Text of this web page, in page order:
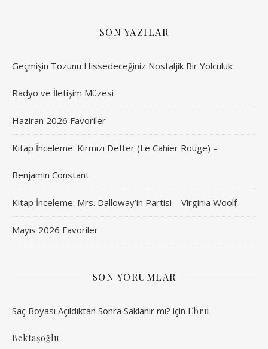
SON YAZILAR
Geçmişin Tozunu Hissedeceğiniz Nostaljik Bir Yolculuk:
Radyo ve İletişim Müzesi
Haziran 2026 Favoriler
Kitap İnceleme: Kırmızı Defter (Le Cahier Rouge) –
Benjamin Constant
Kitap İnceleme: Mrs. Dalloway’in Partisi – Virginia Woolf
Mayıs 2026 Favoriler
SON YORUMLAR
Saç Boyası Açıldıktan Sonra Saklanır mı? için Ebru
Bektaşoğlu